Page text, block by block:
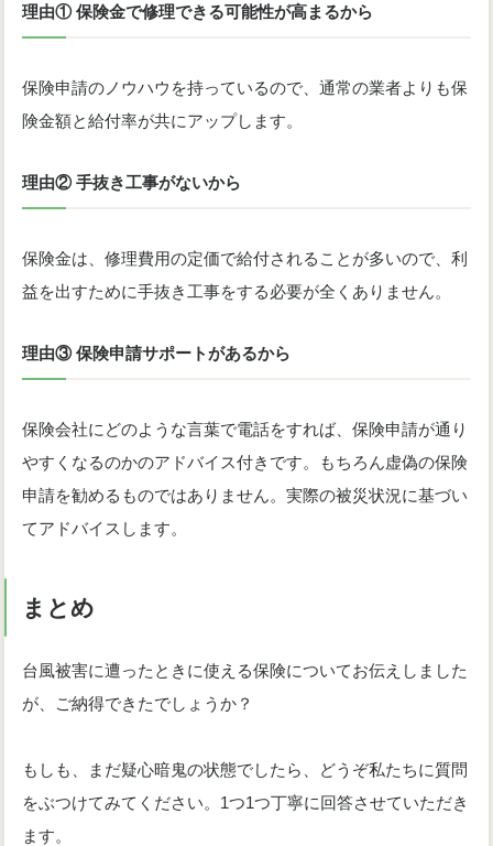
理由① 保険金で修理できる可能性が高まるから
保険申請のノウハウを持っているので、通常の業者よりも保
険金額と給付率が共にアップします。
理由② 手抜き工事がないから
保険金は、修理費用の定価で給付されることが多いので、利
益を出すために手抜き工事をする必要が全くありません。
理由③ 保険申請サポートがあるから
保険会社にどのような言葉で電話をすれば、保険申請が通り
やすくなるのかのアドバイス付きです。もちろん虚偽の保険
申請を勧めるものではありません。実際の被災状況に基づい
てアドバイスします。
まとめ
台風被害に遭ったときに使える保険についてお伝えしました
が、ご納得できたでしょうか？
もしも、まだ疑心暗鬼の状態でしたら、どうぞ私たちに質問
をぶつけてみてください。1つ1つ丁寧に回答させていただき
ます。